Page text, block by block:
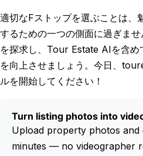
適切なFストップを選ぶことは、
するための一つの側面に過ぎま
を探求し、Tour Estate AIを含め
を向上させましょう。今日、
ルを開始してください！
Turn listing photos into
Upload property photos and
minutes — no videographer